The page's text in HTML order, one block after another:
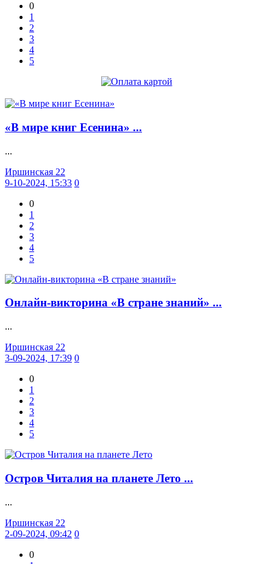
0
1
2
3
4
5
«В мире книг Есенина» ...
...
Иршинская 22
9-10-2024, 15:33 0
0
1
2
3
4
5
Онлайн-викторина «В стране знаний» ...
...
Иршинская 22
3-09-2024, 17:39 0
0
1
2
3
4
5
Остров Читалия на планете Лето ...
...
Иршинская 22
2-09-2024, 09:42 0
0